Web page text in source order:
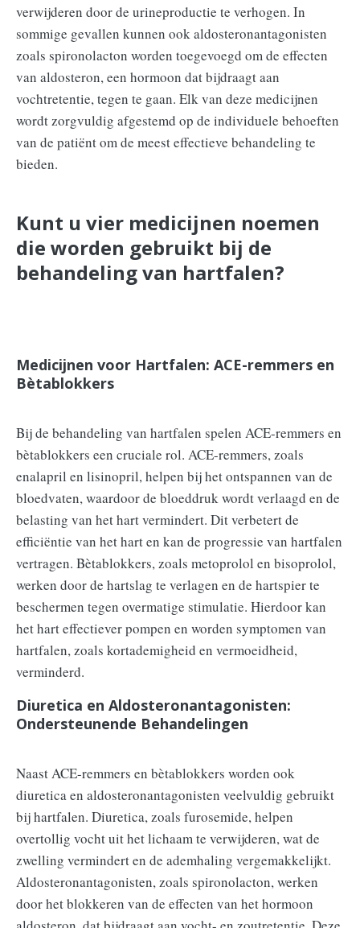
verwijderen door de urineproductie te verhogen. In
sommige gevallen kunnen ook aldosteronantagonisten
zoals spironolacton worden toegevoegd om de effecten
van aldosteron, een hormoon dat bijdraagt aan
vochtretentie, tegen te gaan. Elk van deze medicijnen
wordt zorgvuldig afgestemd op de individuele behoeften
van de patiënt om de meest effectieve behandeling te
bieden.
Kunt u vier medicijnen noemen
die worden gebruikt bij de
behandeling van hartfalen?
Medicijnen voor Hartfalen: ACE-remmers en
Bètablokkers
Bij de behandeling van hartfalen spelen ACE-remmers en
bètablokkers een cruciale rol. ACE-remmers, zoals
enalapril en lisinopril, helpen bij het ontspannen van de
bloedvaten, waardoor de bloeddruk wordt verlaagd en de
belasting van het hart vermindert. Dit verbetert de
efficiëntie van het hart en kan de progressie van hartfalen
vertragen. Bètablokkers, zoals metoprolol en bisoprolol,
werken door de hartslag te verlagen en de hartspier te
beschermen tegen overmatige stimulatie. Hierdoor kan
het hart effectiever pompen en worden symptomen van
hartfalen, zoals kortademigheid en vermoeidheid,
verminderd.
Diuretica en Aldosteronantagonisten:
Ondersteunende Behandelingen
Naast ACE-remmers en bètablokkers worden ook
diuretica en aldosteronantagonisten veelvuldig gebruikt
bij hartfalen. Diuretica, zoals furosemide, helpen
overtollig vocht uit het lichaam te verwijderen, wat de
zwelling vermindert en de ademhaling vergemakkelijkt.
Aldosteronantagonisten, zoals spironolacton, werken
door het blokkeren van de effecten van het hormoon